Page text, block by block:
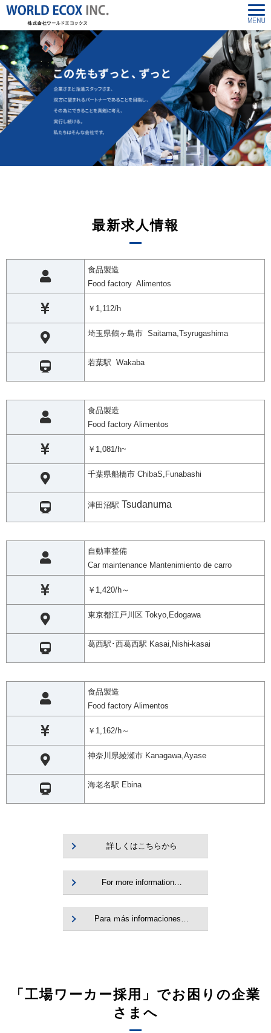
最新求人情報
食品製造
Food factory Alimentos
￥1,112/h
埼玉県鶴ヶ島市 Saitama,Tsyrugashima
若葉駅 Wakaba
食品製造
Food factory Alimentos
￥1,081/h~
千葉県船橋市 ChibaS,Funabashi
津田沼駅 Tsudanuma
自動車整備
Car maintenance Mantenimiento de carro
￥1,420/h～
東京都江戸川区 Tokyo,Edogawa
葛西駅･西葛西駅 Kasai,Nishi-kasai
食品製造
Food factory Alimentos
￥1,162/h～
神奈川県綾瀬市 Kanagawa,Ayase
海老名駅 Ebina
詳しくはこちらから
For more information…
Para ｍás informaciones…
「工場ワーカー採用」でお困りの企業
さまへ